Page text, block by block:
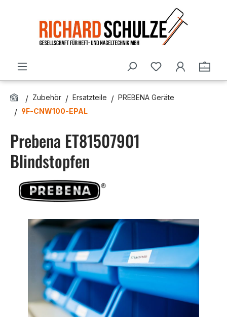
Du hast 0
Zubehör Ersatzteile
PREBENA Geräte
9F-CNW100-EPAL
Prebena ET81507901
Blindstopfen
Bildergalerie überspringen